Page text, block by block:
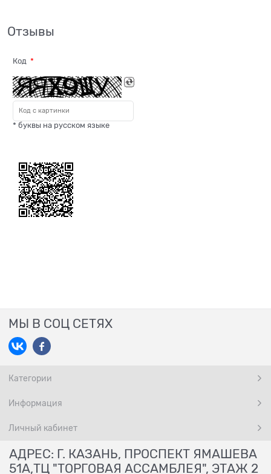
Отзывы
Код
* буквы на русском языке
МЫ В СОЦ СЕТЯХ
Категории
Информация
Личный кабинет
АДРЕС: Г. КАЗАНЬ, ПРОСПЕКТ ЯМАШЕВА
51А,ТЦ "ТОРГОВАЯ АССАМБЛЕЯ", ЭТАЖ 2